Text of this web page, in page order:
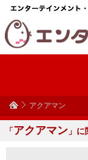
アクアマン
「アクアマン 」